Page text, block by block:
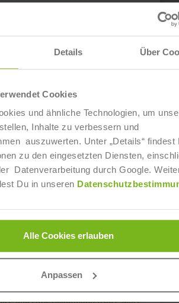
Details Über
Cookies
und ähnliche Technologien, um
Inhalte zu verbessern und
auszuwerten. Unter „Details“ findest
zu den eingesetzten Diensten,
Datenverarbeitung durch Google.
Du in unseren
Alle Cookies erlauben
Anpassen
of Arts „Fitnesswissenschaft und
in Hamburg Bramfeld
of Arts „Fitnesswissenschaft und
in Hamburg Barmbek
und Fitnesskaufmann:frau / Sport-
in Schwerte
of Arts „Fitnesswissenschaft und
in Iserlohn
und Fitnesskaufmann:frau / Sport-